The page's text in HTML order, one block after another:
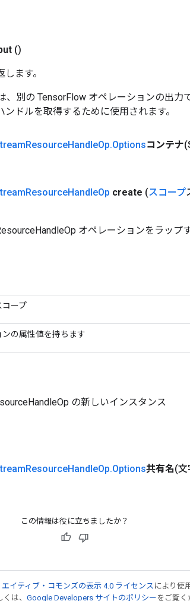
()
ます。
、別の TensorFlow オペレーションの出力
ドルを取得するために使用されます。
ResourceHandleOp.Optionsコンテナ
ResourceHandleOp create (スコープ
オペレーションをラップ
コープ
ンの属性値を持ちます
の新しいインスタンス
ResourceHandleOp.Options共有名(文
この情報は役に立ちましたか？
エイティブ・コモンズの表示 4.0 ライセンス により使
は、 Google Developers サイトのポリシー をご覧